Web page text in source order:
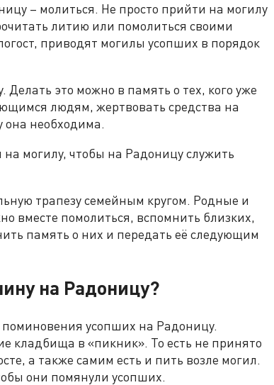
– молиться. Не просто прийти на могилу
литию или помолиться своими
приводят могилы усопших в порядок
это можно в память о тех, кого уже
людям, жертвовать средства на
она необходима.
могилу, чтобы на Радоницу служить
трапезу семейным кругом. Родные и
вместе помолиться, вспомнить близких,
память о них и передать её следующим
на Радоницу?
усопших на Радоницу.
кладбища в «пикник». То есть не принято
а также самим есть и пить возле могил.
они помянули усопших.